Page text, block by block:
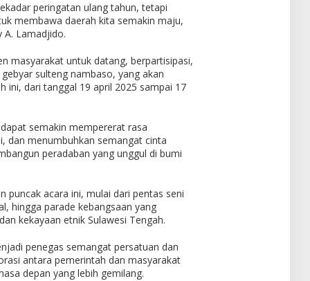
peringatan ulang tahun, tetapi
membawa daerah kita semakin maju,
A. Lamadjido.
masyarakat untuk datang, berpartisipasi,
sulteng nambaso, yang akan
ini, dari tanggal 19 april 2025 sampai 17
semakin mempererat rasa
dan menumbuhkan semangat cinta
peradaban yang unggul di bumi
puncak acara ini, mulai dari pentas seni
hingga parade kebangsaan yang
kekayaan etnik Sulawesi Tengah.
penegas semangat persatuan dan
antara pemerintah dan masyarakat
depan yang lebih gemilang.